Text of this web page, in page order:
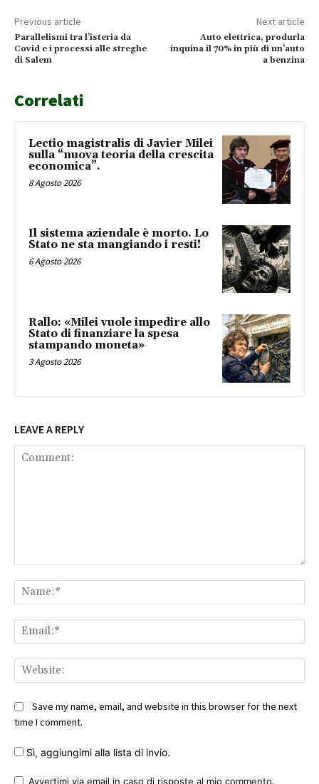
Previous article
Parallelismi tra l’isteria da
Covid e i processi alle streghe
di Salem
Next article
Auto elettrica, produrla
inquina il 70% in più di un’auto
a benzina
Correlati
Lectio magistralis di Javier Milei
sulla “nuova teoria della crescita
economica”.
8 Agosto 2026
Il sistema aziendale è morto. Lo
Stato ne sta mangiando i resti!
6 Agosto 2026
Rallo: «Milei vuole impedire allo
Stato di finanziare la spesa
stampando moneta»
3 Agosto 2026
LEAVE A REPLY
Save my name, email, and website in this browser for the next
time I comment.
Sì, aggiungimi alla lista di invio.
Avvertimi via email in caso di risposte al mio commento.